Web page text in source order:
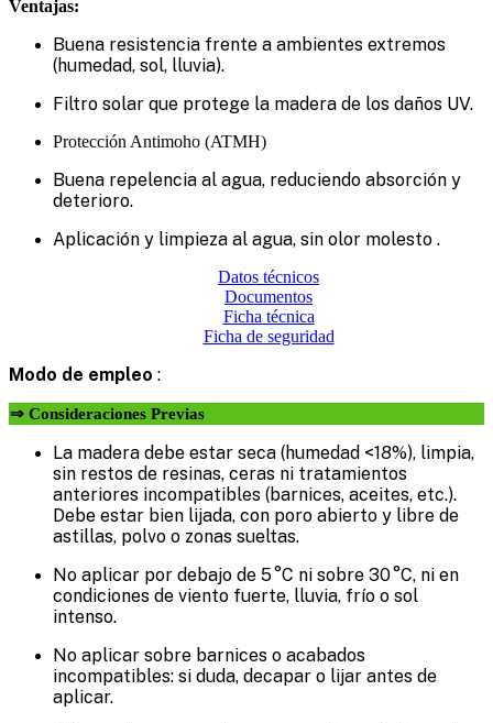
Ventajas:
Buena resistencia frente a ambientes extremos
(humedad, sol, lluvia).
Filtro solar que protege la madera de los daños UV.
Protección Antimoho (ATMH)
Buena repelencia al agua, reduciendo absorción y
deterioro.
Aplicación y limpieza al agua, sin olor molesto .
Datos técnicos
Documentos
Ficha técnica
Ficha de seguridad
Modo de empleo :
⇒ Consideraciones Previas
La madera debe estar seca (humedad <18%), limpia,
sin restos de resinas, ceras ni tratamientos
anteriores incompatibles (barnices, aceites, etc.).
Debe estar bien lijada, con poro abierto y libre de
astillas, polvo o zonas sueltas.
No aplicar por debajo de 5 °C ni sobre 30 °C, ni en
condiciones de viento fuerte, lluvia, frío o sol
intenso.
No aplicar sobre barnices o acabados
incompatibles: si duda, decapar o lijar antes de
aplicar.